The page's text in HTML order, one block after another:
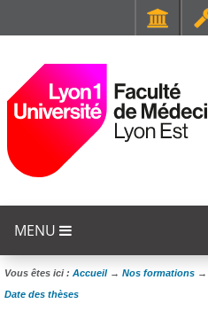
MENU
Vous êtes ici : Accueil→ Nos formations →
Date des thèses